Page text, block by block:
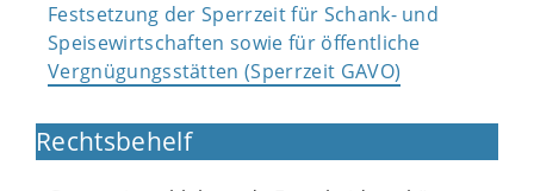
Festsetzung der Sperrzeit für Schank- und
Speisewirtschaften sowie für öffentliche
Vergnügungsstätten (Sperrzeit GAVO)
Rechtsbehelf